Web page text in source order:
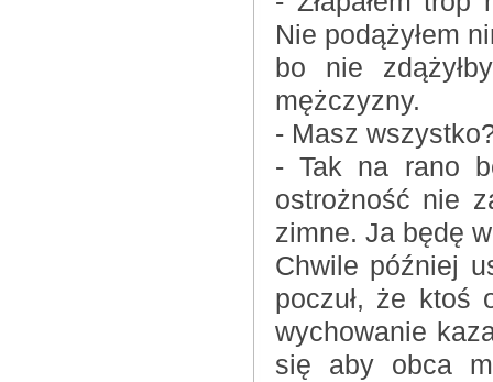
Nie podążyłem
bo nie
mężczyzny.
- Masz
- Tak na rano
ostrożność nie
zimne. Ja będę
Chwile później
poczuł, że ktoś
wychowanie
się aby obca